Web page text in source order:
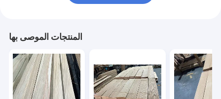
المنتجات الموصى بها